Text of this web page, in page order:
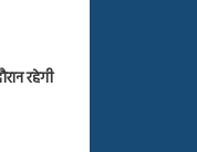
रहेगी